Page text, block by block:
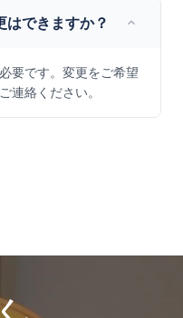
はできますか？
要です。変更をご希望
連絡ください。
、